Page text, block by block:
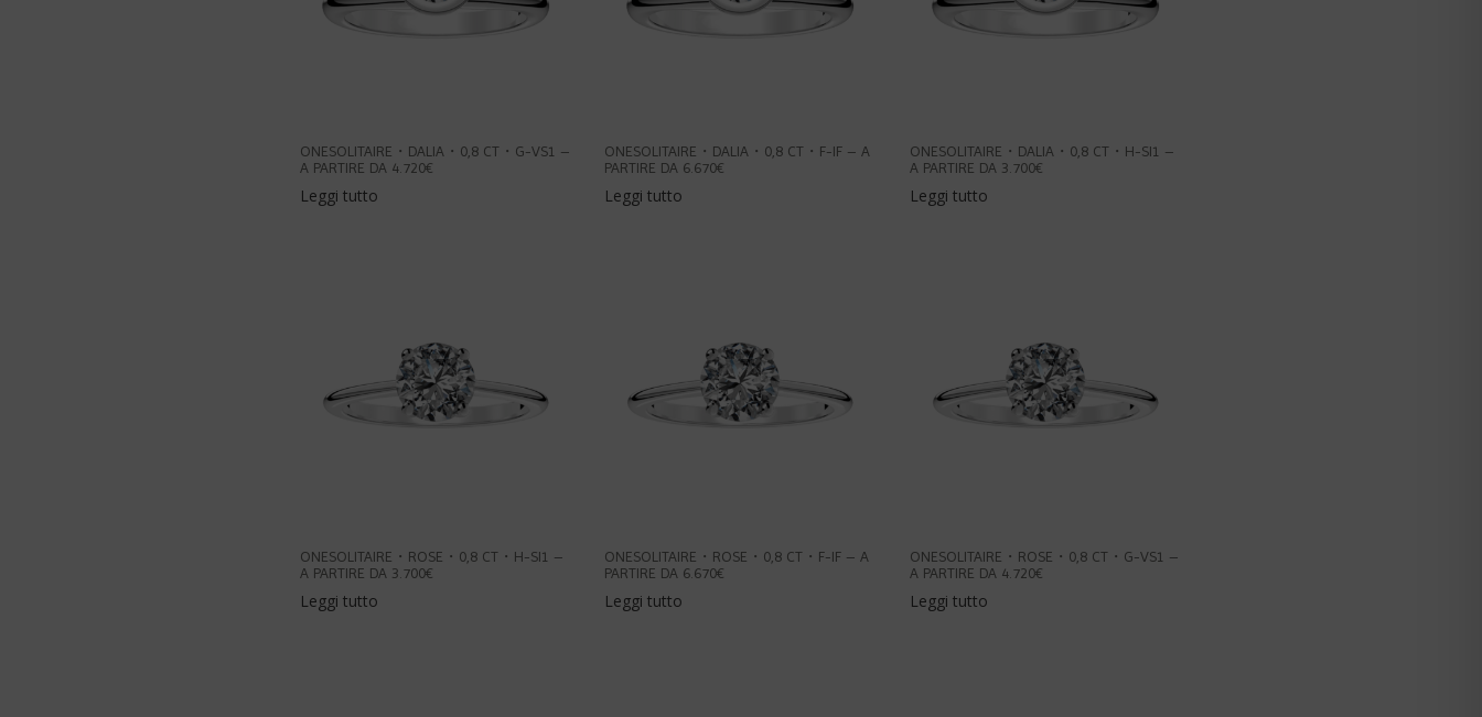
ONESOLITAIRE・DALIA・0,8 CT・G-VS1 –
A PARTIRE DA 4.720€
Leggi tutto
ONESOLITAIRE・DALIA・0,8 CT・F-IF – A
PARTIRE DA 6.670€
Leggi tutto
ONESOLITAIRE・DALIA・0,8 CT・H-SI1 –
A PARTIRE DA 3.700€
Leggi tutto
ONESOLITAIRE・ROSE・0,8 CT・H-SI1 –
A PARTIRE DA 3.700€
Leggi tutto
ONESOLITAIRE・ROSE・0,8 CT・F-IF – A
PARTIRE DA 6.670€
Leggi tutto
ONESOLITAIRE・ROSE・0,8 CT・G-VS1 –
A PARTIRE DA 4.720€
Leggi tutto